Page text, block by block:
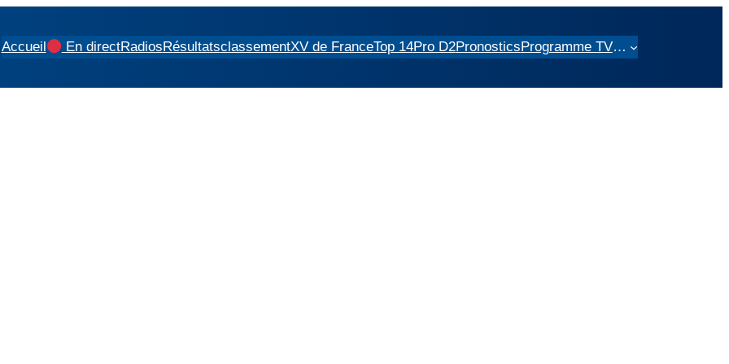
Accueil En directRadiosRésultatsclassementXV de FranceTop 14Pro D2PronosticsProgramme TV…